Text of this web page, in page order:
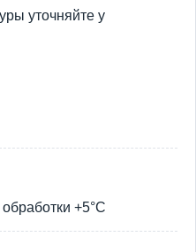
уточняйте у
+5°С